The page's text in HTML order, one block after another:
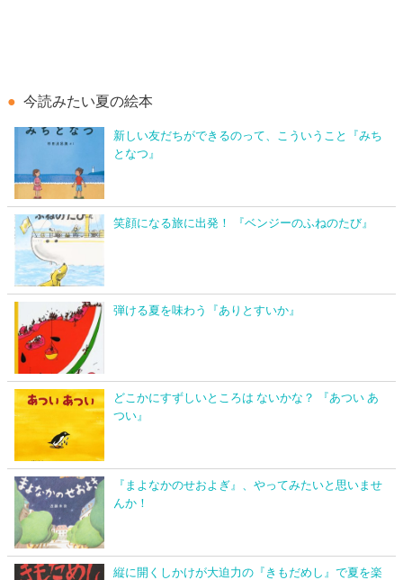
今読みたい夏の絵本
新しい友だちができるのって、こういうこと『みち
となつ』
笑顔になる旅に出発！ 『ベンジーのふねのたび』
弾ける夏を味わう『ありとすいか』
どこかにすずしいところは ないかな？ 『あつい あ
つい』
『まよなかのせおよぎ』、やってみたいと思いませ
んか！
縦に開くしかけが大迫力の『きもだめし』で夏を楽